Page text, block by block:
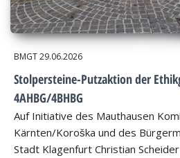
BMGT29.06.2026
Stolpersteine-Putzaktion der
4AHBG/4BHBG
Auf Initiative des Mauthausen
Kärnten/Koroška und des
Stadt Klagenfurt Christian